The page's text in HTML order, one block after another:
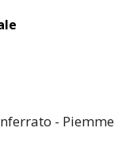
- Piemme